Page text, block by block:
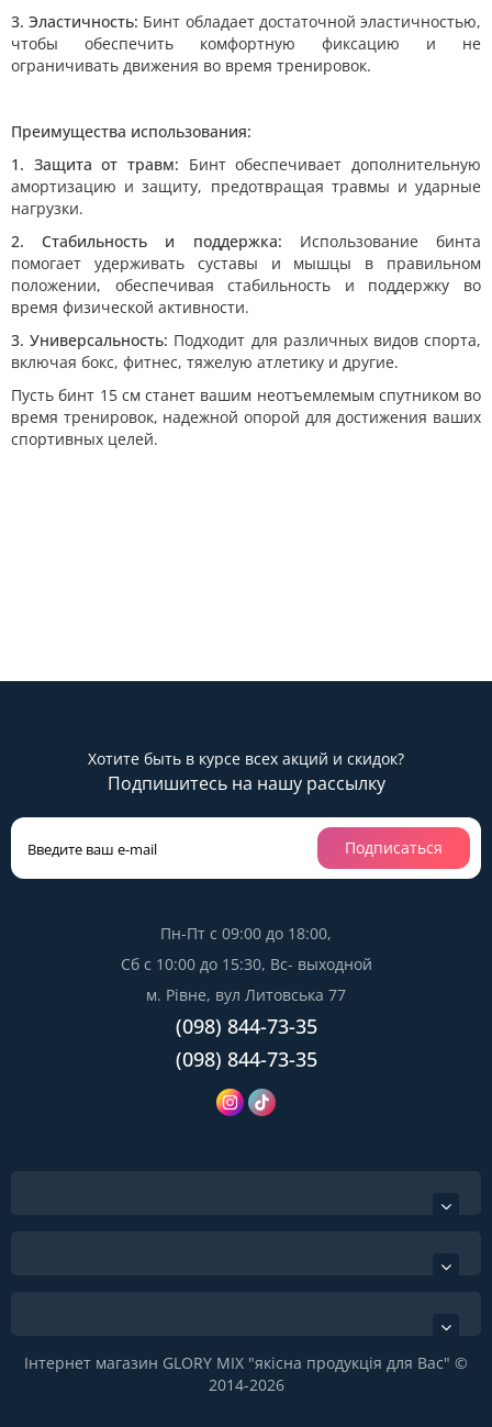
3. Эластичность: Бинт обладает достаточной эластичностью,
чтобы обеспечить комфортную фиксацию и не
ограничивать движения во время тренировок.
Преимущества использования:
1. Защита от травм: Бинт обеспечивает дополнительную
амортизацию и защиту, предотвращая травмы и ударные
нагрузки.
2. Стабильность и поддержка: Использование бинта
помогает удерживать суставы и мышцы в правильном
положении, обеспечивая стабильность и поддержку во
время физической активности.
3. Универсальность: Подходит для различных видов спорта,
включая бокс, фитнес, тяжелую атлетику и другие.
Пусть бинт 15 см станет вашим неотъемлемым спутником во
время тренировок, надежной опорой для достижения ваших
спортивных целей.
Хотите быть в курсе всех акций и скидок?
Подпишитесь на нашу рассылку
Подписаться
Пн-Пт с 09:00 до 18:00,
Сб с 10:00 до 15:30, Вс- выходной
м. Рівне, вул Литовська 77
(098) 844-73-35
(098) 844-73-35
Інтернет магазин GLORY MIX "якісна продукція для Вас" ©
2014-2026